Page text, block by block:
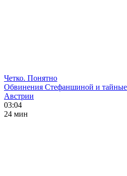
Четко. Понятно
Обвинения Стефаншиной и
Австрии
03:04
24 мин